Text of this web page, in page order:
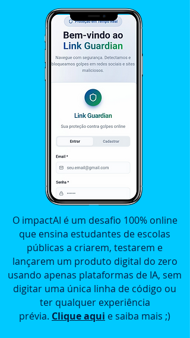
O impactAI é um desafio 100% online
que ensina estudantes de escolas
públicas a criarem, testarem e
lançarem um produto digital do zero
usando apenas plataformas de IA, sem
digitar uma única linha de código ou
ter qualquer experiência
prévia. Clique aqui e saiba mais ;)